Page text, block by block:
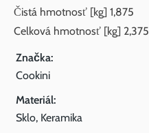
Čistá hmotnosť [kg] 1,875
Celková hmotnosť [kg] 2,375
Značka:
Cookini
Materiál:
Sklo, Keramika